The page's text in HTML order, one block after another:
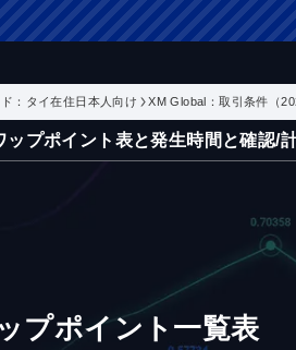
：タイ在住日本人向け XM Global：取引条件（
プポイント表と発生時間と確認/
プポイント一覧表